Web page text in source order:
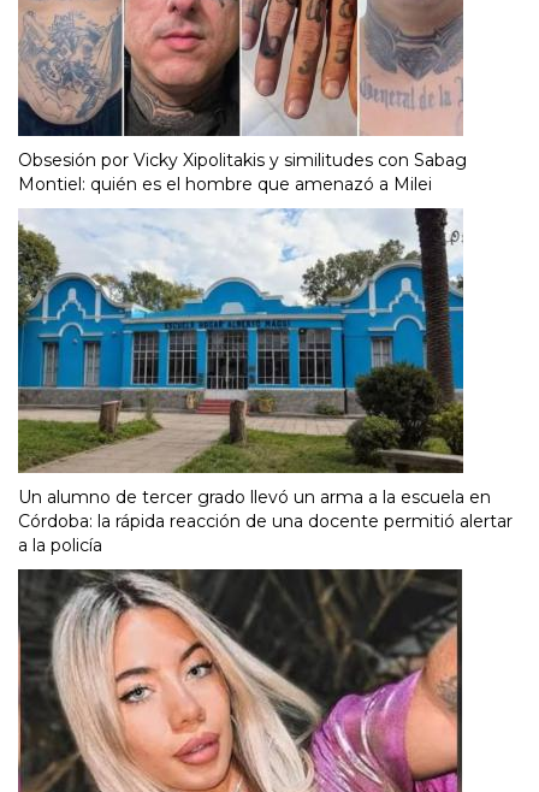
Obsesión por Vicky Xipolitakis y similitudes con Sabag
Montiel: quién es el hombre que amenazó a Milei
Un alumno de tercer grado llevó un arma a la escuela en
Córdoba: la rápida reacción de una docente permitió alertar
a la policía